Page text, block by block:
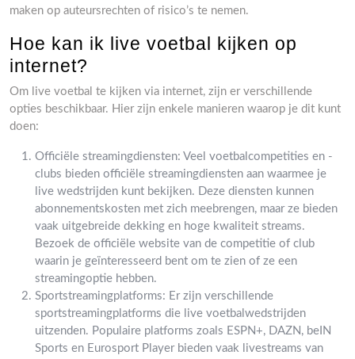
maken op auteursrechten of risico’s te nemen.
Hoe kan ik live voetbal kijken op
internet?
Om live voetbal te kijken via internet, zijn er verschillende
opties beschikbaar. Hier zijn enkele manieren waarop je dit kunt
doen:
Officiële streamingdiensten: Veel voetbalcompetities en -
clubs bieden officiële streamingdiensten aan waarmee je
live wedstrijden kunt bekijken. Deze diensten kunnen
abonnementskosten met zich meebrengen, maar ze bieden
vaak uitgebreide dekking en hoge kwaliteit streams.
Bezoek de officiële website van de competitie of club
waarin je geïnteresseerd bent om te zien of ze een
streamingoptie hebben.
Sportstreamingplatforms: Er zijn verschillende
sportstreamingplatforms die live voetbalwedstrijden
uitzenden. Populaire platforms zoals ESPN+, DAZN, beIN
Sports en Eurosport Player bieden vaak livestreams van